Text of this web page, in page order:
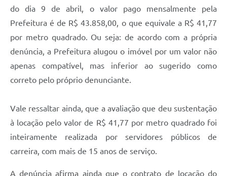
do dia 9 de abril, o valor pago mensalmente pela
Prefeitura é de R$ 43.858,00, o que equivale a R$ 41,77
por metro quadrado. Ou seja: de acordo com a própria
denúncia, a Prefeitura alugou o imóvel por um valor não
apenas compatível, mas inferior ao sugerido como
correto pelo próprio denunciante.
Vale ressaltar ainda, que a avaliação que deu sustentação
à locação pelo valor de R$ 41,77 por metro quadrado foi
inteiramente realizada por servidores públicos de
carreira, com mais de 15 anos de serviço.
A denúncia afirma ainda que o contrato de locação do